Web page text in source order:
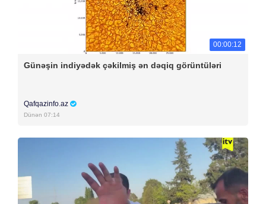
00:00:12
Günəşin indiyədək çəkilmiş ən dəqiq görüntüləri
Qafqazinfo.az
Dünən 07:14